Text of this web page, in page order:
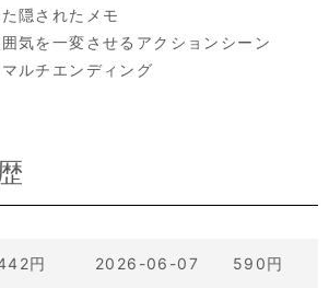
隠されたメモ
気を一変させるアクションシーン
ルチエンディング
円 2026-06-07 590円